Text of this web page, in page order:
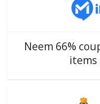
Neem 66%
items